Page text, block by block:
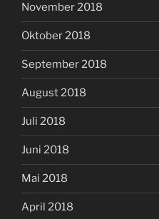
November 2018
Oktober 2018
September 2018
August 2018
Juli 2018
Juni 2018
Mai 2018
April 2018